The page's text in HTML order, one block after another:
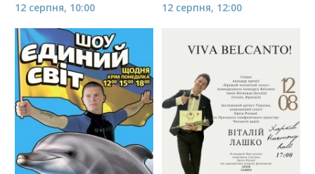
12 серпня, 10:00 12 серпня, 12:00